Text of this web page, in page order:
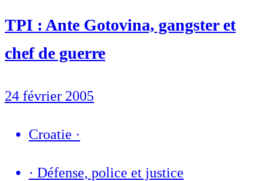
TPI : Ante Gotovina, gangster et
chef de guerre
24 février 2005
Croatie ·
· Défense, police et justice